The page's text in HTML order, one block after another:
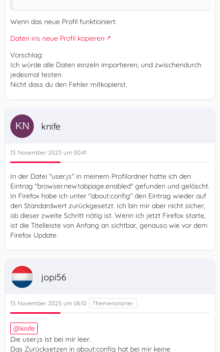
Wenn das neue Profil funktioniert:
Daten ins neue Profil kopieren
Vorschlag:
Ich würde alle Daten einzeln importieren, und zwischendurch
jedesmal testen.
Nicht dass du den Fehler mitkopierst.
knife
13. November 2025 um 00:41
In der Datei "user.js" in meinem Profilordner hatte ich den
Eintrag "browser.newtabpage.enabled" gefunden und gelöscht.
In Firefox habe ich unter "about:config" den Eintrag wieder auf
den Standardwert zurückgesetzt. Ich bin mir aber nicht sicher,
ob dieser zweite Schritt nötig ist. Wenn ich jetzt Firefox starte,
ist die Titelleiste von Anfang an sichtbar, genauso wie vor dem
Firefox Update.
jopi56
13. November 2025 um 06:10
knife
Die user.js ist bei mir leer.
Das Zurücksetzen in about:config hat bei mir keine